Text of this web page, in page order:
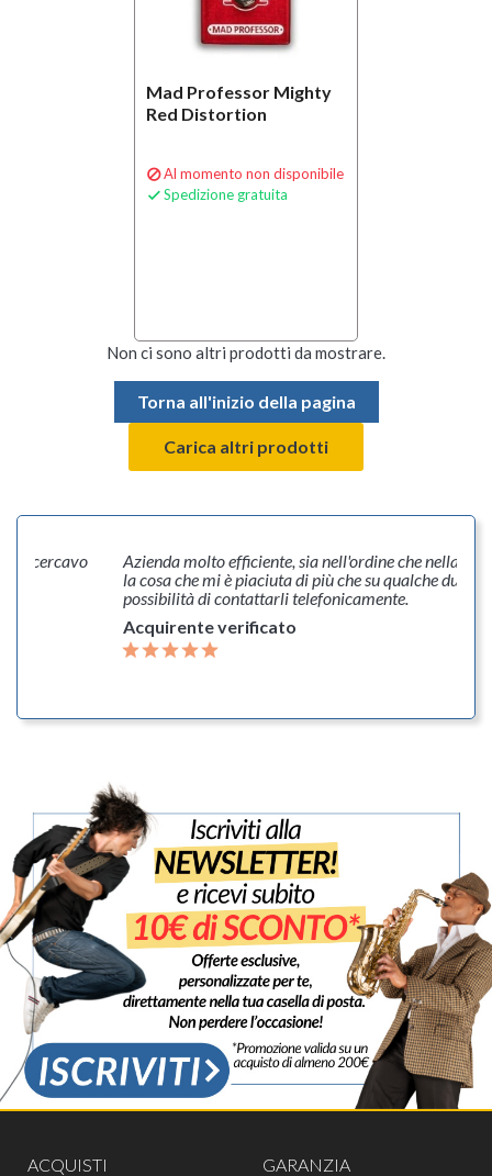
Mad Professor Mighty
Red Distortion
Al momento non disponibile
 Spedizione gratuita
Non ci sono altri prodotti da mostrare.
Torna all'inizio della pagina
Carica altri prodotti
cercavo
Azienda molto efficiente, sia nell'ordine che nella
la cosa che mi è piaciuta di più che su qualche dubbio
possibilità di contattarli telefonicamente.
Acquirente verificato
ACQUISTI GARANZIA